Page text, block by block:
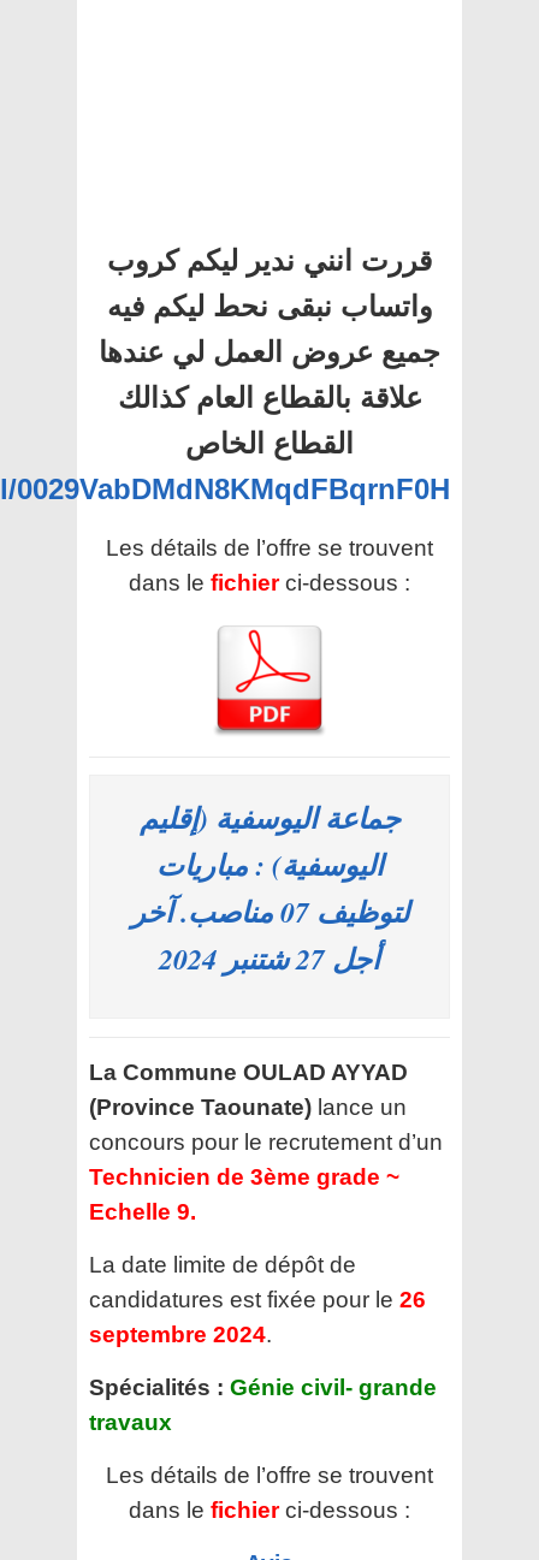
قررت انني ندير ليكم كروب
واتساب نبقى نحط ليكم فيه
جميع عروض العمل لي عندها
علاقة بالقطاع العام كذالك
القطاع الخاص
Les détails de l’offre se trouvent
dans le fichier ci-dessous :
جماعة اليوسفية (إقليم
اليوسفية) : مباريات
لتوظيف 07 مناصب. آخر
أجل 27 شتنبر 2024
La Commune OULAD AYYAD
(Province Taounate) lance un
concours pour le recrutement d’un
Technicien de 3ème grade ~
Echelle 9.
La date limite de dépôt de
candidatures est fixée pour le 26
septembre 2024.
Spécialités : Génie civil- grande
travaux
Les détails de l’offre se trouvent
dans le fichier ci-dessous :